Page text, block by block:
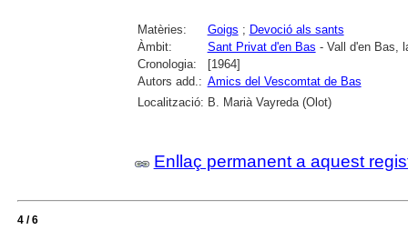
Matèries: Goigs ; Devoció als sants
Àmbit:
Sant Privat d'en Bas - Vall d'en Bas,
Cronologia:
[1964]
Autors add.: Amics del Vescomtat de Bas
Localització: B. Marià Vayreda (Olot)
Enllaç permanent a aquest
4 / 6